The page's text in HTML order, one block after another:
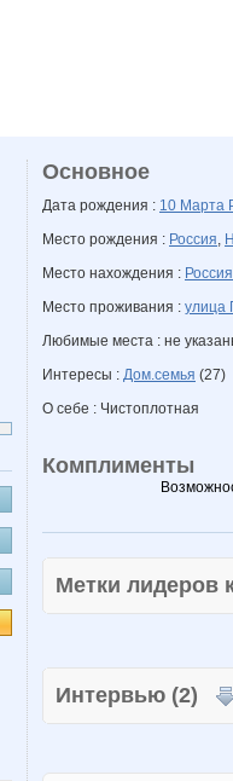
Основное
Дата рождения : 10 Марта
Место рождения : Россия,
Место нахождения : Россия
Место проживания : улица
Любимые места : не
Интересы : Дом.семья (27)
О себе : Чистоплотная
Комплименты
Метки
Интервью (2)